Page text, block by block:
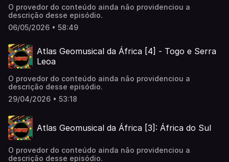
O provedor do conteúdo ainda não providenciou a
descrição desse episódio.
06/05/2026 • 58:49
Atlas Geomusical da África [4] - Togo e Serra
Leoa
O provedor do conteúdo ainda não providenciou a
descrição desse episódio.
29/04/2026 • 53:18
Atlas Geomusical da África [3]: África do Sul
O provedor do conteúdo ainda não providenciou a
descrição desse episódio.